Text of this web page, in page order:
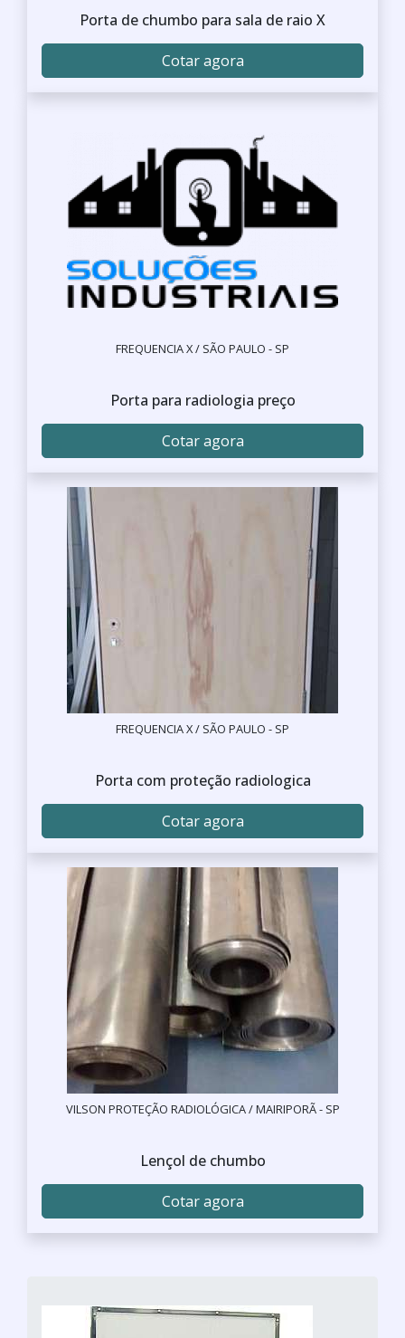
Porta de chumbo para sala de raio X
Cotar agora
FREQUENCIA X / SÃO PAULO - SP
Porta para radiologia preço
Cotar agora
FREQUENCIA X / SÃO PAULO - SP
Porta com proteção radiologica
Cotar agora
VILSON PROTEÇÃO RADIOLÓGICA / MAIRIPORÃ - SP
Lençol de chumbo
Cotar agora